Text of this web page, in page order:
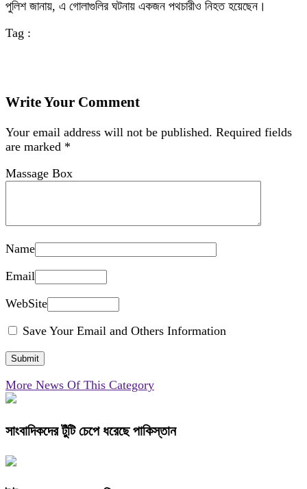
পুলিশ জানায়, এ গোলাগুলির ঘটনায় একজন পথচারীও নিহত হয়েছেন।
Tag :
Write Your Comment
Your email address will not be published. Required fields
are marked *
Massage Box
Name
Email
WebSite
Save Your Email and Others Information
More News Of This Category
সাংবাদিকদের টুঁটি চেপে ধরেছে পাকিস্তান